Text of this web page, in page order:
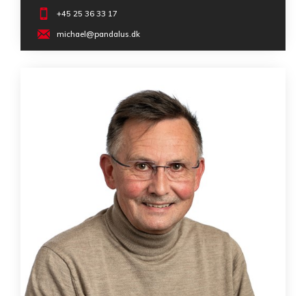
+45 25 36 33 17
michael@pandalus.dk